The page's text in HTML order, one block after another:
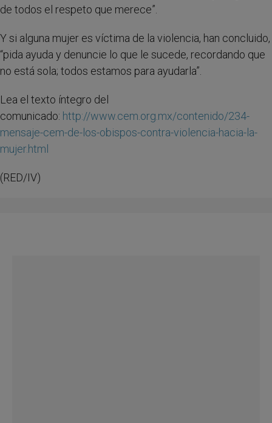
de todos el respeto que merece”.
Y si alguna mujer es víctima de la violencia, han concluido,
“pida ayuda y denuncie lo que le sucede, recordando que
no está sola; todos estamos para ayudarla”.
Lea el texto íntegro del
comunicado: http://www.cem.org.mx/contenido/234-
mensaje-cem-de-los-obispos-contra-violencia-hacia-la-
mujer.html
(RED/IV)